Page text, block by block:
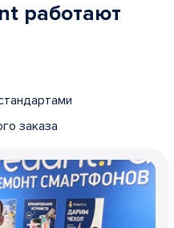
работают
заказа